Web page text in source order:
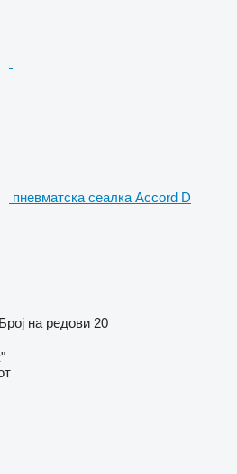
пневматска сеалка Accord D
Број на редови 20